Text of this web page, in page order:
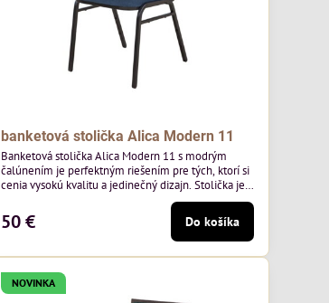
banketová stolička Alica Modern 11
Banketová stolička Alica Modern 11 s modrým
čalúnením je perfektným riešením pre tých, ktorí si
cenia vysokú kvalitu a jedinečný dizajn. Stolička je
výnimočná použitím vysoko kvalitného modrého
čalúnenia Mossa 79 od poľského výrobcu Davis
ktorého látka má hmotnosť 325 g/m², čo zaručuje
výnimočnú odolnosť a pohodlie. Okrem toho je
látka vybavená technológiou Easy-Clean, vďaka
ktorej sa ľahko...
50 € Do košíka
NOVINKA